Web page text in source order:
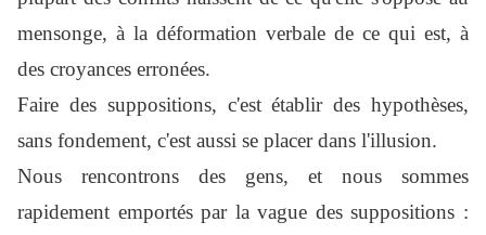
mensonge, à la déformation verbale de ce qui est, à
des croyances erronées.
Faire des suppositions, c'est établir des hypothèses,
sans fondement, c'est aussi se placer dans l'illusion.
Nous rencontrons des gens, et nous sommes
rapidement emportés par la vague des suppositions :